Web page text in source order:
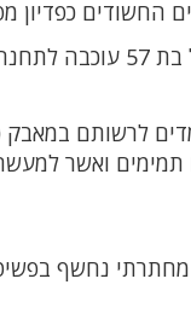
החשודים כפדיון
בסיום החיפוש מפעילת
לרשותם במאבק
תמימים ואשר
מחתרתי נחשף